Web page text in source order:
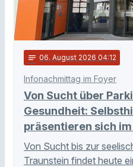
notes 06. August 2026 04:12
Infonachmittag im Foyer
Von Sucht über
Gesundheit:
präsentieren sich
Von Sucht bis zur
Traunstein findet heute